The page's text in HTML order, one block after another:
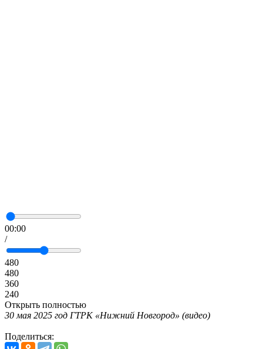
00:00
/
480
480
360
240
Открыть полностью
30 мая 2025 год ГТРК «Нижний Новгород» (видео)
Поделиться: